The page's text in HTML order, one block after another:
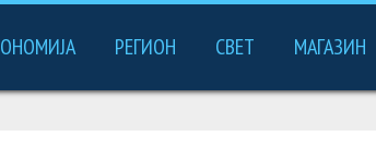
РЕГИОН СВЕТ МАГАЗИН